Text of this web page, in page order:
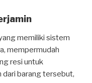
memiliki sistem
mempermudah
resi untuk
dari barang tersebut,